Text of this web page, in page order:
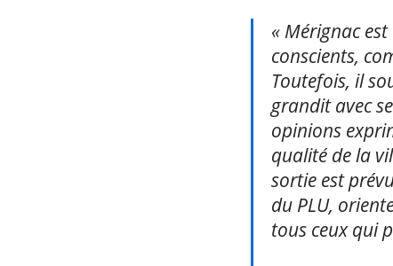
« Mérignac
conscients,
Toutefois, il
grandit avec
opinions
qualité de la
sortie est
du PLU,
tous ceux qui